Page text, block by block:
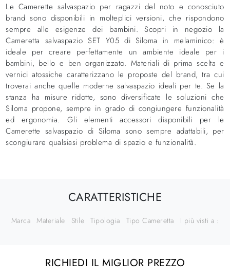
Le Camerette salvaspazio per ragazzi del noto e conosciuto
brand sono disponibili in molteplici versioni, che rispondono
sempre alle esigenze dei bambini. Scopri in negozio la
Cameretta salvaspazio SET Y05 di Siloma in melaminico: è
ideale per creare perfettamente un ambiente ideale per i
bambini, bello e ben organizzato. Materiali di prima scelta e
vernici atossiche caratterizzano le proposte del brand, tra cui
troverai anche quelle moderne salvaspazio ideali per te. Se la
stanza ha misure ridotte, sono diversificate le soluzioni che
Siloma propone, sempre in grado di congiungere funzionalità
ed ergonomia. Gli elementi accessori disponibili per le
Camerette salvaspazio di Siloma sono sempre adattabili, per
scongiurare qualsiasi problema di spazio e funzionalità.
CARATTERISTICHE
Marca Materiale Stile Tipologia Tipo Cameretta I più visti a :
RICHIEDI IL MIGLIOR PREZZO